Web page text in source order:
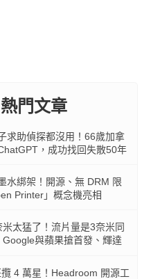
熱門文章
求助偵探都沒用！66歲加拿
，成功找回失散50年
水綁架！開源、無 DRM 限
Printer」概念機亮相
米太猛了！流片量是3奈米同
Google與蘋果搶首發、輝達
4 萬星！Headroom 開源工